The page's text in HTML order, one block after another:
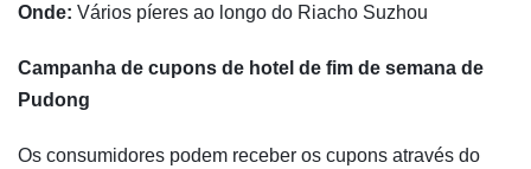
Onde: Vários píeres ao longo do Riacho Suzhou
Campanha de cupons de hotel de fim de semana de
Pudong
Os consumidores podem receber os cupons através do